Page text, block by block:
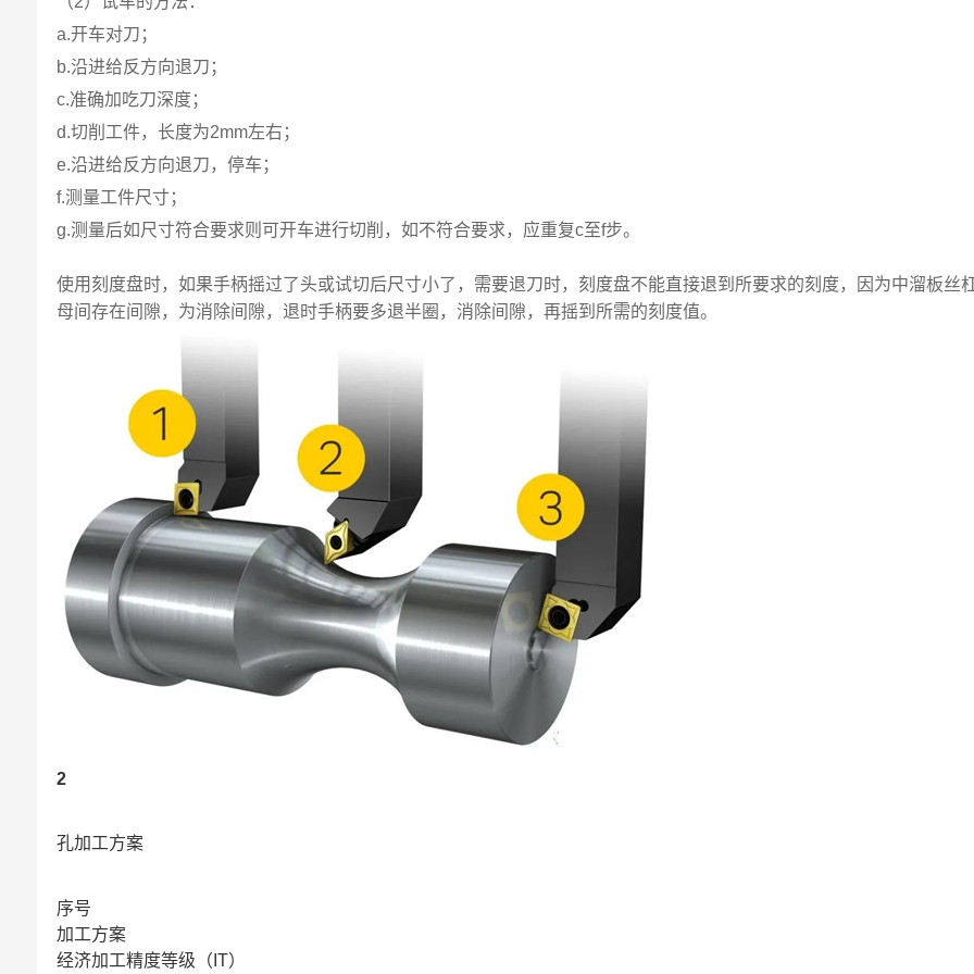
a.开车对刀；
b.沿进给反方向退刀；
c.准确加吃刀深度；
d.切削工件，长度为2mm左右；
e.沿进给反方向退刀，停车；
f.测量工件尺寸；
g.测量后如尺寸符合要求则可开车进行切削，如不符合要求，应重复c至f步。
使用刻度盘时，如果手柄摇过了头或试切后尺寸小了，需要退刀时，刻度盘不能直接退到所要求的刻度，因为中溜板丝
母间存在间隙，为消除间隙，退时手柄要多退半圈，消除间隙，再摇到所需的刻度值。
2
孔加工方案
序号
加工方案
经济加工精度等级（IT）